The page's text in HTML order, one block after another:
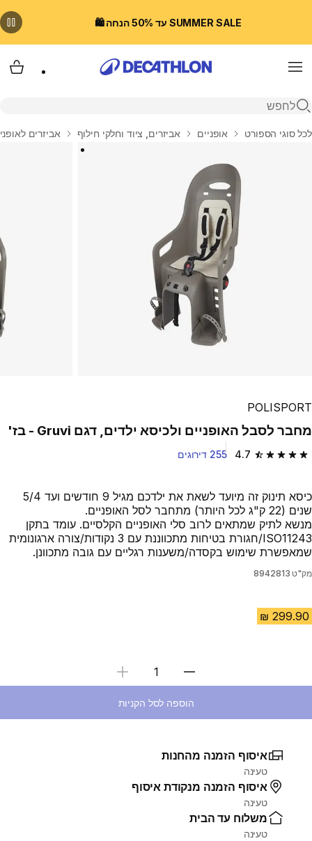
SUMMER SALE עד 50% הנחה 🛍️
Menu
פתיחת חיפוש
בית
לכל סוגי הספורט אופניים אביזרים, ציוד וחלקי חילוף אביזרים
POLISPORT
מחבר לסבל האופניים ולכיסא ילדים, דגם Gruvi - בז'
4.7 4.7 out of 5 stars from 255 reviews 255 דירוגים
כיסא תינוק זה מיועד לשאת את ילדכם מגיל 9 חודשים ועד 5/4
שנים (22 ק"ג לכל היותר) מתחבר לסל האופניים.
מנשא לתיק שמתאים לרוב סלי האופניים הקלסיים. עומד בתקן
ISO11243/חגורת בטיחות מתכווננת עם 3 נקודות/צורה ארגונומית
שמאפשרת שימוש בקסדה/משענות רגליים עם גובה מתכוונן.
מק"ט 8942813
בחירת כמות
הוספה לסל הקניות
איסוף הזמנה מהחנות
טעינה
איסוף הזמנה מנקודת איסוף
טעינה
משלוח עד הבית
טעינה